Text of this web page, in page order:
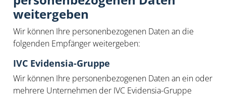
weitergeben
Wir können Ihre personenbezogenen Daten an die
folgenden Empfänger weitergeben:
IVC Evidensia-Gruppe
Wir können Ihre personenbezogenen Daten an ein oder
mehrere Unternehmen der IVC Evidensia-Gruppe